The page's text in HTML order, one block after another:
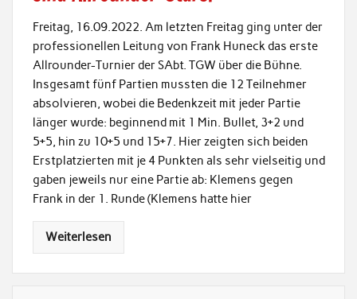
Freitag, 16.09.2022. Am letzten Freitag ging unter der
professionellen Leitung von Frank Huneck das erste
Allrounder-Turnier der SAbt. TGW über die Bühne.
Insgesamt fünf Partien mussten die 12 Teilnehmer
absolvieren, wobei die Bedenkzeit mit jeder Partie
länger wurde: beginnend mit 1 Min. Bullet, 3+2 und
5+5, hin zu 10+5 und 15+7. Hier zeigten sich beiden
Erstplatzierten mit je 4 Punkten als sehr vielseitig und
gaben jeweils nur eine Partie ab: Klemens gegen
Frank in der 1. Runde (Klemens hatte hier
Weiterlesen